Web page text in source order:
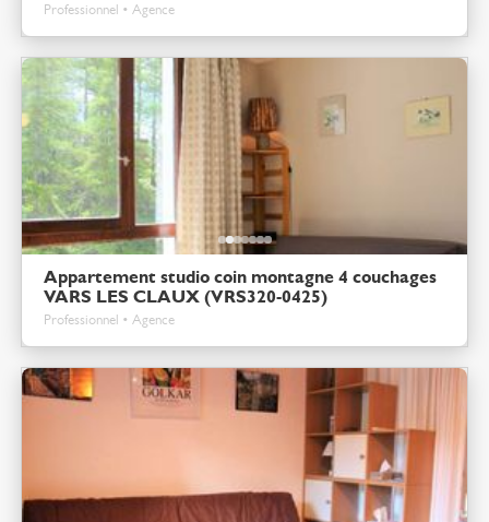
Professionnel • Agence
Appartement studio coin montagne 4 couchages
VARS LES CLAUX (VRS320-0425)
Professionnel • Agence